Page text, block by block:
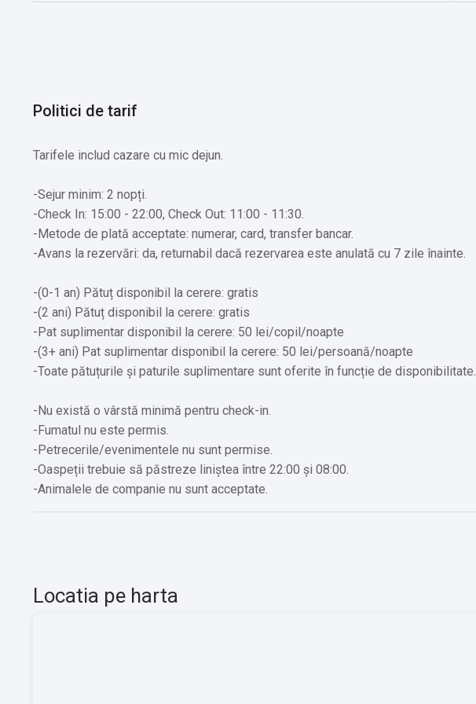
Politici de tarif
Tarifele includ cazare cu mic dejun.
-Sejur minim: 2 nopți.
-Check In: 15:00 - 22:00, Check Out: 11:00 - 11:30.
-Metode de plată acceptate: numerar, card, transfer bancar.
-Avans la rezervări: da, returnabil dacă rezervarea este anulată cu 7 zile înainte.
-(0-1 an) Pătuț disponibil la cerere: gratis
-(2 ani) Pătuț disponibil la cerere: gratis
-Pat suplimentar disponibil la cerere: 50 lei/copil/noapte
-(3+ ani) Pat suplimentar disponibil la cerere: 50 lei/persoană/noapte
-Toate pătuțurile și paturile suplimentare sunt oferite în funcție de disponibilitate.
-Nu există o vârstă minimă pentru check-in.
-Fumatul nu este permis.
-Petrecerile/evenimentele nu sunt permise.
-Oaspeții trebuie să păstreze liniștea între 22:00 și 08:00.
-Animalele de companie nu sunt acceptate.
Locatia pe harta